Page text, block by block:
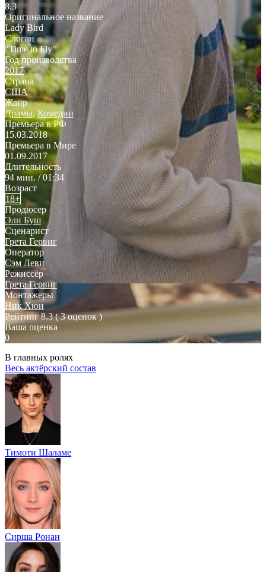
8.3
Оригинальное название
Lady Bird
Слоган
"Time to Fly"
Год производства
2017
Страна
США
Жанр
Драмы,Комедии
Премьера в РФ
15.03.2018
Премьера в Мире
01.09.2017
Длительность
94 мин. / 01:34
Возраст
18+
Продюсер
Эли Буш
Сценарист
Грета Гервиг
Оператор
Сэм Леви
Режиссёр
Грета Гервиг
Монтажеры
Ник Хюи
Рейтинг 8.3 ( 3 оценок )
Ваша оценка
0
В главных ролях
Весь актёрский состав
Тимоти Шаламе
Сирша Ронан